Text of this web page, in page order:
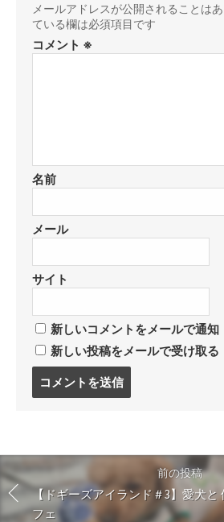
メールアドレスが公開されることはあ
ている欄は必須項目です
コメント ※
名前
メール
サイト
新しいコメントをメールで通知
新しい投稿をメールで受け取る
る
前の投稿
【ドギーズアイランド＃3】愛犬と
フェ